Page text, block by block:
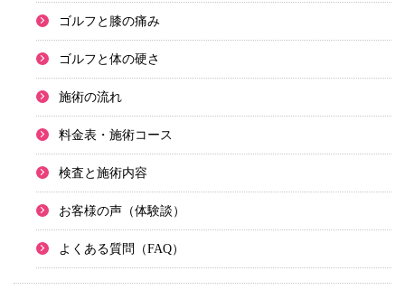
ゴルフと膝の痛み
ゴルフと体の硬さ
施術の流れ
料金表・施術コース
検査と施術内容
お客様の声（体験談）
よくある質問（FAQ）